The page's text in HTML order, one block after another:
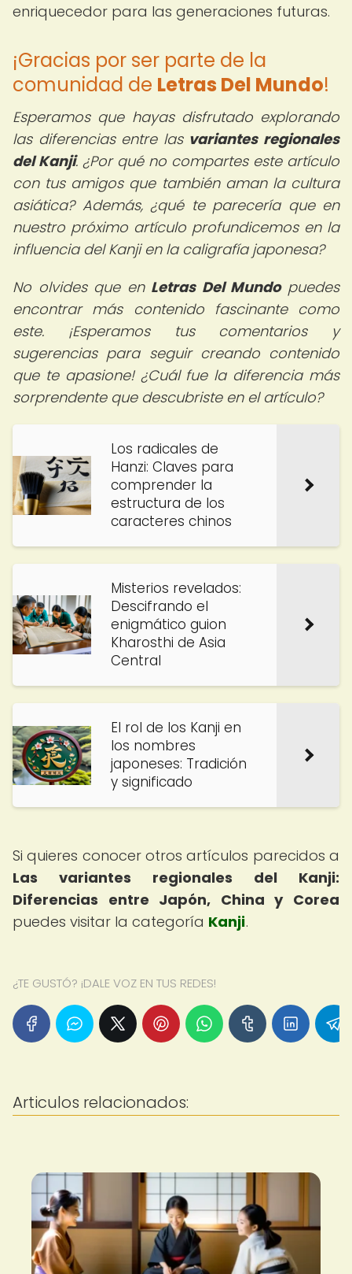
enriquecedor para las generaciones futuras.
¡Gracias por ser parte de la
comunidad de Letras Del Mundo!
Esperamos que hayas disfrutado explorando
las diferencias entre las variantes regionales
del Kanji. ¿Por qué no compartes este artículo
con tus amigos que también aman la cultura
asiática? Además, ¿qué te parecería que en
nuestro próximo artículo profundicemos en la
influencia del Kanji en la caligrafía japonesa?
No olvides que en Letras Del Mundopuedes
encontrar más contenido fascinante como
este. ¡Esperamos tus comentarios y
sugerencias para seguir creando contenido
que te apasione! ¿Cuál fue la diferencia más
sorprendente que descubriste en el artículo?
Los radicales de
Hanzi: Claves para
comprender la
estructura de los
caracteres chinos
Misterios revelados:
Descifrando el
enigmático guion
Kharosthi de Asia
Central
El rol de los Kanji en
los nombres
japoneses: Tradición
y significado
Si quieres conocer otros artículos parecidos a
Las variantes regionales del Kanji:
Diferencias entre Japón, China y Corea
puedes visitar la categoría Kanji.
¿TE GUSTÓ? ¡DALE VOZ EN TUS REDES!
Articulos relacionados: